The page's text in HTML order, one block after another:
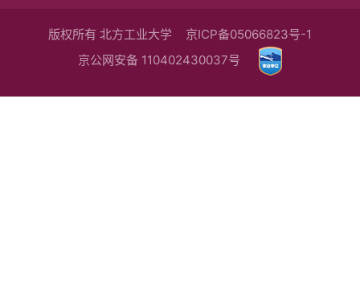
版权所有 北方工业大学
京ICP备05066823号-1
京公网安备 110402430037号